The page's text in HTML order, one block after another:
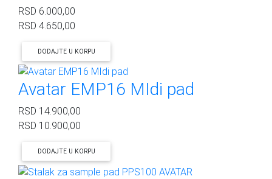
RSD 6.000,00
RSD 4.650,00
DODAJTE U KORPU
Avatar EMP16 MIdi pad
RSD 14.900,00
RSD 10.900,00
DODAJTE U KORPU